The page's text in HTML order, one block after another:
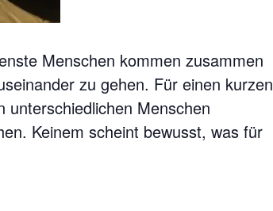
Menschen kommen zusammen
zu gehen. Für einen kurzen
unterschiedlichen Menschen
Keinem scheint bewusst, was für